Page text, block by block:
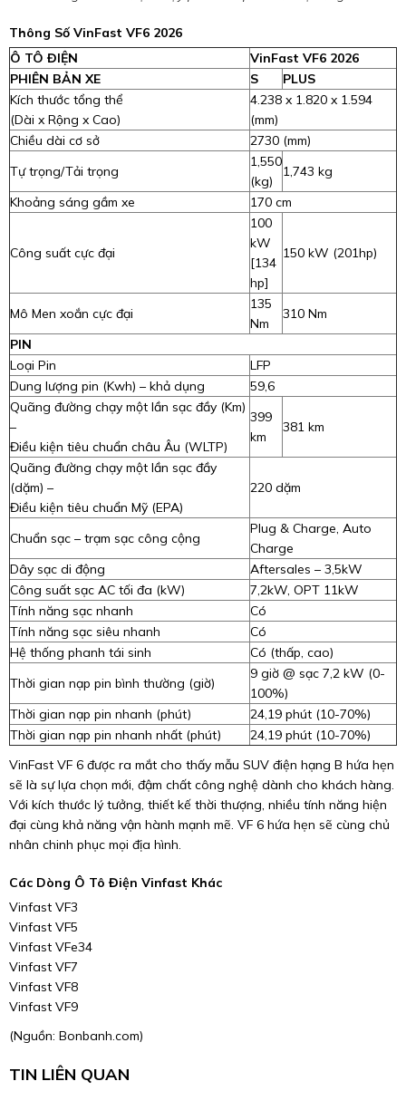
Thông Số VinFast VF6 2026
Ô TÔ ĐIỆN
VinFast VF6 2026
PHIÊN BẢN XE
S
PLUS
Kích thước tổng thể
(Dài x Rộng x Cao)
4.238 x 1.820 x 1.594
(mm)
Chiều dài cơ sở
2730 (mm)
Tự trọng/Tải trọng
1,550
(kg)
1,743 kg
Khoảng sáng gầm xe
170 cm
Công suất cực đại
100
kW
[134
hp]
150 kW (201hp)
Mô Men xoắn cực đại
135
Nm
310 Nm
PIN
Loại Pin
LFP
Dung lượng pin (Kwh) – khả dụng
59,6
Quãng đường chạy một lần sạc đầy (Km)
–
Điều kiện tiêu chuẩn châu Âu (WLTP)
399
km
381 km
Quãng đường chạy một lần sạc đầy
(dặm) –
Điều kiện tiêu chuẩn Mỹ (EPA)
220 dặm
Chuẩn sạc – trạm sạc công cộng
Plug & Charge, Auto
Charge
Dây sạc di động
Aftersales – 3,5kW
Công suất sạc AC tối đa (kW)
7,2kW, OPT 11kW
Tính năng sạc nhanh
Có
Tính năng sạc siêu nhanh
Có
Hệ thống phanh tái sinh
Có (thấp, cao)
Thời gian nạp pin bình thường (giờ)
9 giờ @ sạc 7,2 kW (0-
100%)
Thời gian nạp pin nhanh (phút)
24,19 phút (10-70%)
Thời gian nạp pin nhanh nhất (phút)
24,19 phút (10-70%)
VinFast VF 6 được ra mắt cho thấy mẫu SUV điện hạng B hứa hẹn
sẽ là sự lựa chọn mới, đậm chất công nghệ dành cho khách hàng.
Với kích thước lý tưởng, thiết kế thời thượng, nhiều tính năng hiện
đại cùng khả năng vận hành mạnh mẽ. VF 6 hứa hẹn sẽ cùng chủ
nhân chinh phục mọi địa hình.
Các Dòng Ô Tô Điện Vinfast Khác
Vinfast VF3
Vinfast VF5
Vinfast VFe34
Vinfast VF7
Vinfast VF8
Vinfast VF9
(Nguồn: Bonbanh.com)
TIN LIÊN QUAN